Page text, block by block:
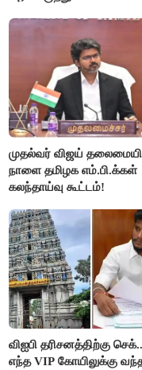
முதல்வர் விஜய்
நாளை தமிழக எம்.பி.க்கள்
கலந்தாய்வு கூட்டம்!
விஐபி தரிசனத்திற்கு
எந்த VIP கோயிலுக்கு